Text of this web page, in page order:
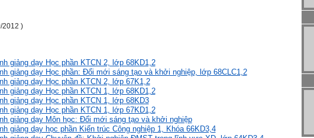
2012 )
giảng dạy Học phần KTCN 2, lớp 68KD1,2
giảng dạy Học phần: Đổi mới sáng tạo và khởi nghiệp, lớp 68CLC1,2
giảng dạy Học phần KTCN 2, lớp 67K1,2
giảng dạy Học phần KTCN 1, lớp 68KD1,2
giảng dạy Học phần KTCN 1, lớp 68KD3
giảng dạy Học phần KTCN 1, lớp 67KD1,2
giảng dạy Môn học: Đổi mới sáng tạo và khởi nghiệp
giảng dạy học phần Kiến trúc Công nghiệp 1, Khóa 66KD3,4